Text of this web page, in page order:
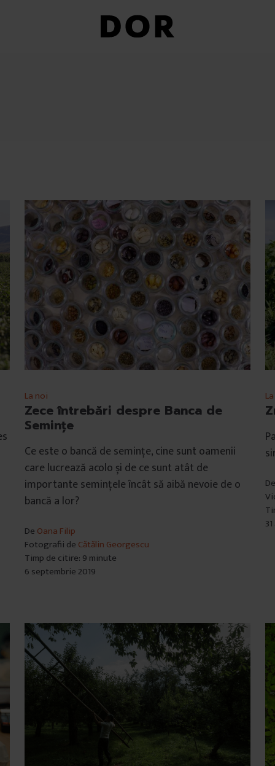
La noi
Zece întrebări despre Banca de
Semințe
Ce este o bancă de semințe, cine sunt oamenii
care lucrează acolo și de ce sunt atât de
importante semințele încât să aibă nevoie de o
bancă a lor?
De Oana Filip
Fotografii de Cătălin Georgescu
Timp de citire: 9 minute
6 septembrie 2019